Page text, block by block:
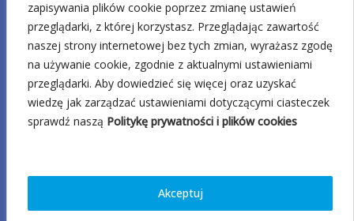
zapisywania plików cookie poprzez zmianę ustawień
przeglądarki, z której korzystasz. Przeglądając zawartość
naszej strony internetowej bez tych zmian, wyrażasz zgodę
na używanie cookie, zgodnie z aktualnymi ustawieniami
przeglądarki. Aby dowiedzieć się więcej oraz uzyskać
wiedzę jak zarządzać ustawieniami dotyczącymi ciasteczek
sprawdź naszą Politykę prywatności i plików cookies
Akceptuj